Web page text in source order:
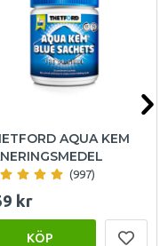
AQUA KEM
(997)
kr
KÖP